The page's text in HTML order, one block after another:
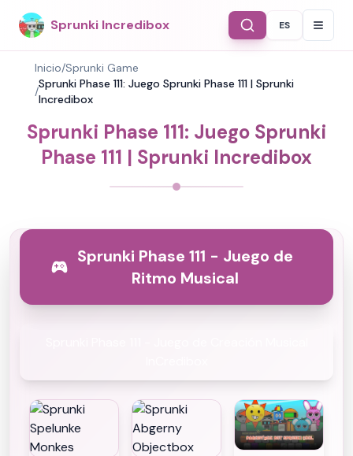
Sprunki Incredibox Select
ES
Inicio/Sprunki Game
/
Sprunki Phase 111: Juego Sprunki Phase 111 | Sprunki
Incredibox
Sprunki Phase 111: Juego Sprunki
Phase 111 | Sprunki Incredibox
Sprunki Phase 111 - Juego de
Ritmo Musical